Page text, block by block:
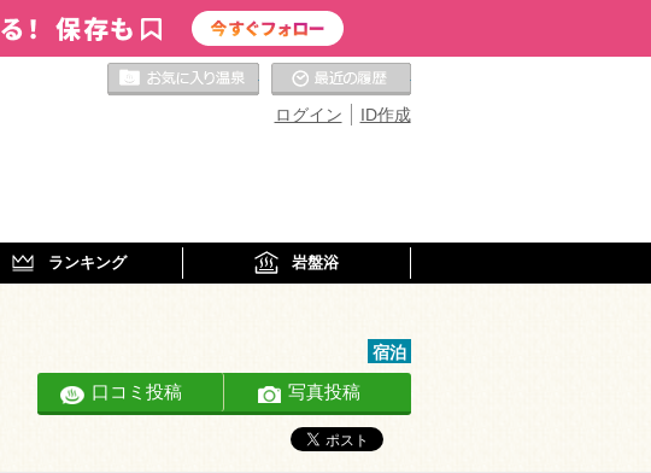
ID作成
ログイン
お気に入りの温泉
ランキング 岩盤浴
宿泊
口コミ投稿 写真投稿